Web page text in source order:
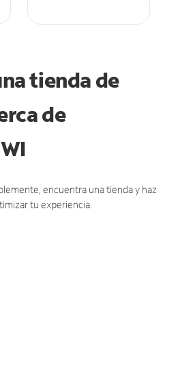
tienda de
de
encuentra una tienda y haz
tu experiencia.